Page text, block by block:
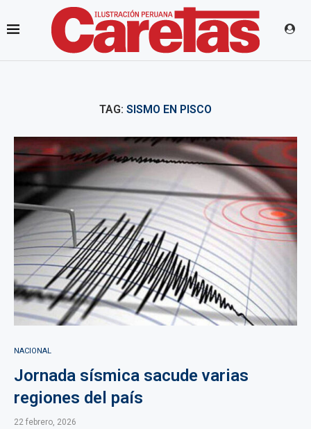
TAG: SISMO EN PISCO
NACIONAL
Jornada sísmica sacude varias
regiones del país
22 febrero, 2026